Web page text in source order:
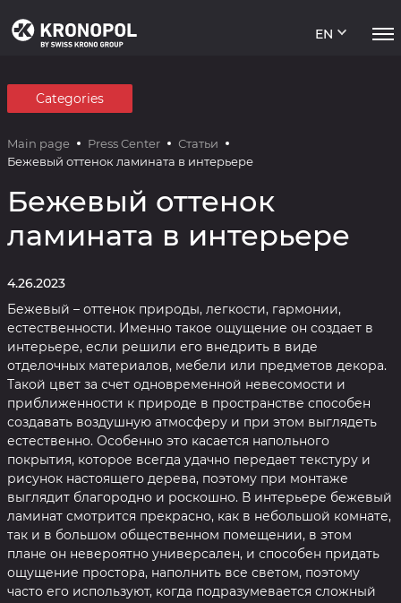
EN
Categories
Main page Press Center
Статьи
Бежевый оттенок ламината в интерьере
Бежевый оттенок
ламината в интерьере
4.26.2023
Бежевый – оттенок природы, легкости, гармонии,
естественности. Именно такое ощущение он создает в
интерьере, если решили его внедрить в виде
отделочных материалов, мебели или предметов декора.
Такой цвет за счет одновременной невесомости и
приближенности к природе в пространстве способен
создавать воздушную атмосферу и при этом выглядеть
естественно. Особенно это касается напольного
покрытия, которое всегда удачно передает текстуру и
рисунок настоящего дерева, поэтому при монтаже
выглядит благородно и роскошно. В интерьере бежевый
ламинат смотрится прекрасно, как в небольшой комнате,
так и в большом общественном помещении, в этом
плане он невероятно универсален, и способен придать
ощущение простора, наполнить все светом, поэтому
часто его используют, когда подразумевается сложный